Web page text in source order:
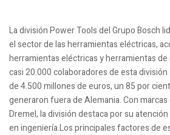
La división Power Tools del Grupo Bosch
el sector de las herramientas eléctricas,
herramientas eléctricas y herramientas de
casi 20.000 colaboradores de esta
de 4.500 millones de euros, un 85 por
generaron fuera de Alemania. Con marcas
Dremel, la división destaca por su
en ingeniería.Los principales factores de